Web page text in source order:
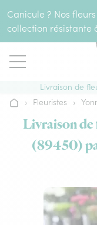
Canicule ? Nos
collection résistante
Livraison de
Accueil
› Fleuristes ›
Livraison de
(89450)